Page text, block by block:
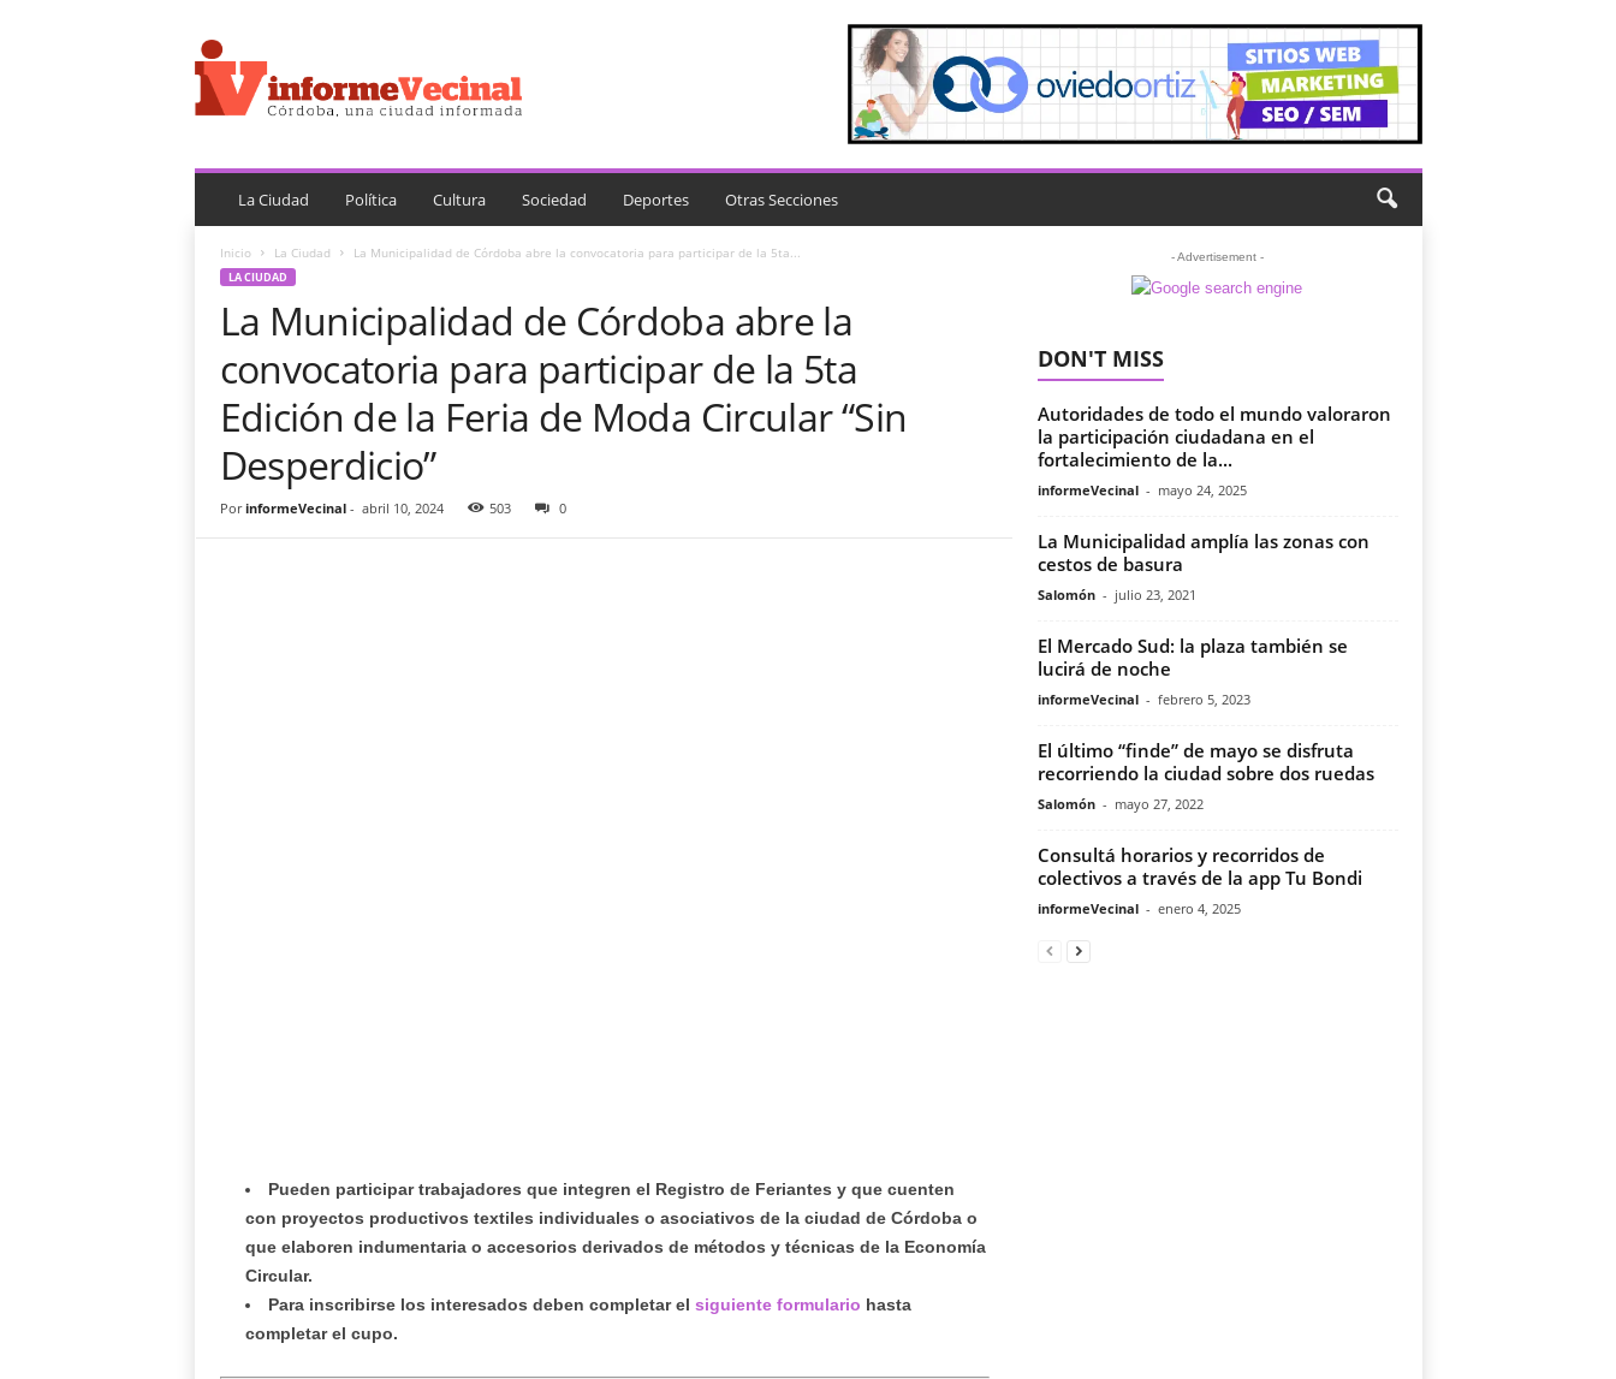
n
f
o
e
e
La Ciudad Política Cultura Sociedad Deportes Otras Secciones
Inicio La Ciudad La Municipalidad de Córdoba abre la convocatoria para participar de la 5ta...
LA CIUDAD
La Municipalidad de Córdoba abre la
convocatoria para participar de la 5ta
Edición de la Feria de Moda Circular “Sin
Desperdicio”
Por informeVecinal- abril 10, 2024 503 0
Pueden participar trabajadores que integren el Registro de Feriantes y que cuenten
con proyectos productivos textiles individuales o asociativos de la ciudad de Córdoba o
que elaboren indumentaria o accesorios derivados de métodos y técnicas de la Economía
Circular.
Para inscribirse los interesados deben completar el siguiente formulario hasta
completar el cupo.
- Advertisement -
DON'T MISS
Autoridades de todo el mundo valoraron
la participación ciudadana en el
fortalecimiento de la...
informeVecinal - mayo 24, 2025
La Municipalidad amplía las zonas con
cestos de basura
Salomón - julio 23, 2021
El Mercado Sud: la plaza también se
lucirá de noche
informeVecinal - febrero 5, 2023
El último “finde” de mayo se disfruta
recorriendo la ciudad sobre dos ruedas
Salomón - mayo 27, 2022
Consultá horarios y recorridos de
colectivos a través de la app Tu Bondi
informeVecinal - enero 4, 2025